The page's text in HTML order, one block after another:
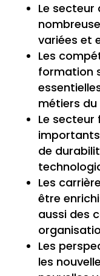
Le secteur
variées et
Les
formation
métiers du
Le
de
Les
être
aussi des
Les
les